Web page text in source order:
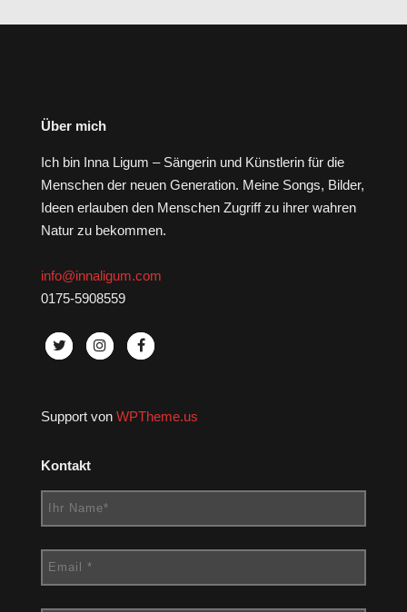
Über mich
Ich bin Inna Ligum – Sängerin und Künstlerin für die
Menschen der neuen Generation. Meine Songs, Bilder,
Ideen erlauben den Menschen Zugriff zu ihrer wahren
Natur zu bekommen.
info@innaligum.com
0175-5908559
Support von WPTheme.us
Kontakt